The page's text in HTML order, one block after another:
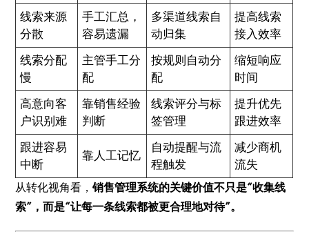
线索来源
分散
手工汇总，
容易遗漏
多渠道线索自
动归集
提高线索
接入效率
线索分配
慢
主管手工分
配
按规则自动分
配
缩短响应
时间
高意向客
户识别难
靠销售经验
判断
线索评分与标
签管理
提升优先
跟进效率
跟进容易
中断
靠人工记忆
自动提醒与流
程触发
减少商机
流失
从转化视角看，销售管理系统的关键价值不只是“收集线
索”，而是“让每一条线索都被更合理地对待”。